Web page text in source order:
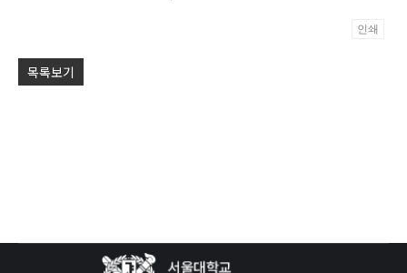
인쇄
목록보기